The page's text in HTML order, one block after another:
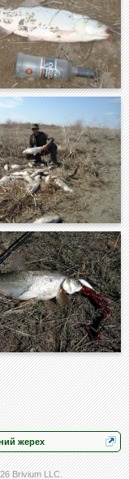
жерех
Brivium LLC.